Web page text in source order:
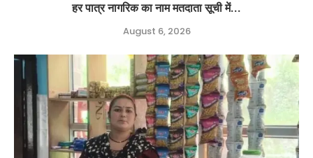
हर पात्र नागरिक का नाम मतदाता सूची में...
August 6, 2026